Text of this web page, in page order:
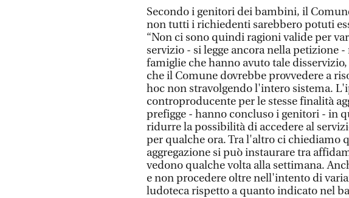
Secondo i genitori dei bambini, il
non tutti i richiedenti sarebbero potuti
“Non ci sono quindi ragioni valide per
servizio - si legge ancora nella petizione
famiglie che hanno avuto tale
che il Comune dovrebbe provvedere a
hoc non stravolgendo l'intero sistema.
controproducente per le stesse finalità
prefigge - hanno concluso i genitori - in
ridurre la possibilità di accedere al
per qualche ora. Tra l'altro ci chiediamo
aggregazione si può instaurare tra
vedono qualche volta alla settimana.
e non procedere oltre nell'intento di
ludoteca rispetto a quanto indicato nel